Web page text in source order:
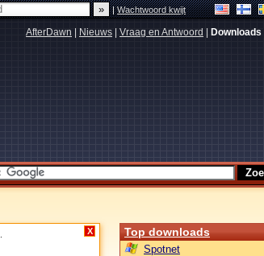
|Wachtwoord kwijt
AfterDawn Nieuws Vraag en Antwoord Downloads
X Top downloads
Spotnet